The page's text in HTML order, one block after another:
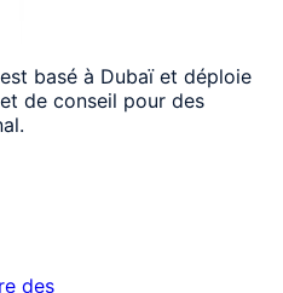
basé à Dubaï et déploie
de conseil pour des
des